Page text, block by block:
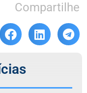
Compartilhe